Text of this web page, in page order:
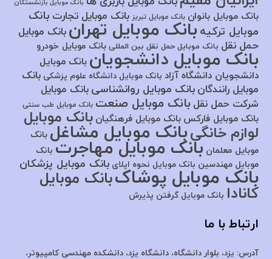
بانک موبایل بازنشستگان
بانک موبایل بانوان بانک موبایل تبریز بانک موبایل تجارت بانک
موبایل ترکیه بانک موبایل تهران بانک موبایل
حمل نقل بانک موبایل حمل نقل بین المللی بانک موبایل خودرو
بانک موبایل دانشجویان بانک موبایل
دانشجویان دانشگاه آزاد بانک موبایل دانشگاه علوم پزشکی بانک
موبایل رانندگان بانک موبایل روانشناسی بانک موبایل
شرکت حمل نقل بانک موبایل صنعت بانک موبایل طب سنتی
بانک موبایل فارکس بانک موبایل فرهنگیان بانک موبایل
لوازم خانگیبانک موبایل مشاغلبانک
موبایل معلمان بانک موبایل مهاجرت بانک
موبایل مهندسین بانک موبایل نحوه اپلای بانک موبایل پزشکان
بانک موبایل پوشاکبانک موبایل
کانادا بانک موبایل گرفتن پذیرش
ارتباط با ما
آدرس: یزد، بلوار دانشگاه، دانشگاه یزد،دانشکده مهندسی کامپیوتر،